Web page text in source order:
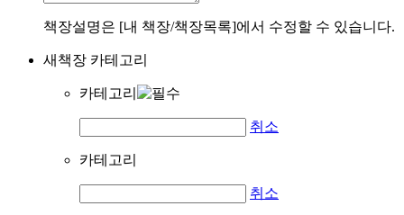
책장설명은 [내 책장/책장목록]에서 수정할 수 있습니다.
새책장 카테고리
카테고리
취소
카테고리
취소